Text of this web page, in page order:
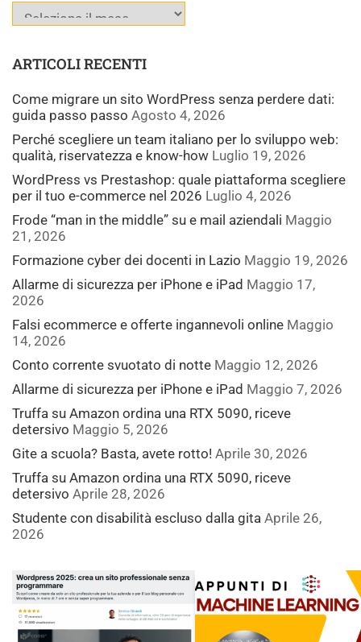
ARTICOLI RECENTI
Come migrare un sito WordPress senza perdere dati:
guida passo passo Agosto 4, 2026
Perché scegliere un team italiano per lo sviluppo web:
qualità, riservatezza e know-how Luglio 19, 2026
WordPress vs Prestashop: quale piattaforma scegliere
per il tuo e-commerce nel 2026 Luglio 4, 2026
Frode “man in the middle” su e mail aziendali Maggio
21, 2026
Formazione cyber dei docenti in Lazio Maggio 19, 2026
Allarme di sicurezza per iPhone e iPad Maggio 17,
2026
Falsi ecommerce e offerte ingannevoli online Maggio
14, 2026
Conto corrente svuotato di notte Maggio 12, 2026
Allarme di sicurezza per iPhone e iPad Maggio 7, 2026
Truffa su Amazon ordina una RTX 5090, riceve
detersivo Maggio 5, 2026
Gite a scuola? Basta, avete rotto! Aprile 30, 2026
Truffa su Amazon ordina una RTX 5090, riceve
detersivo Aprile 28, 2026
Studente con disabilità escluso dalla gita Aprile 26,
2026